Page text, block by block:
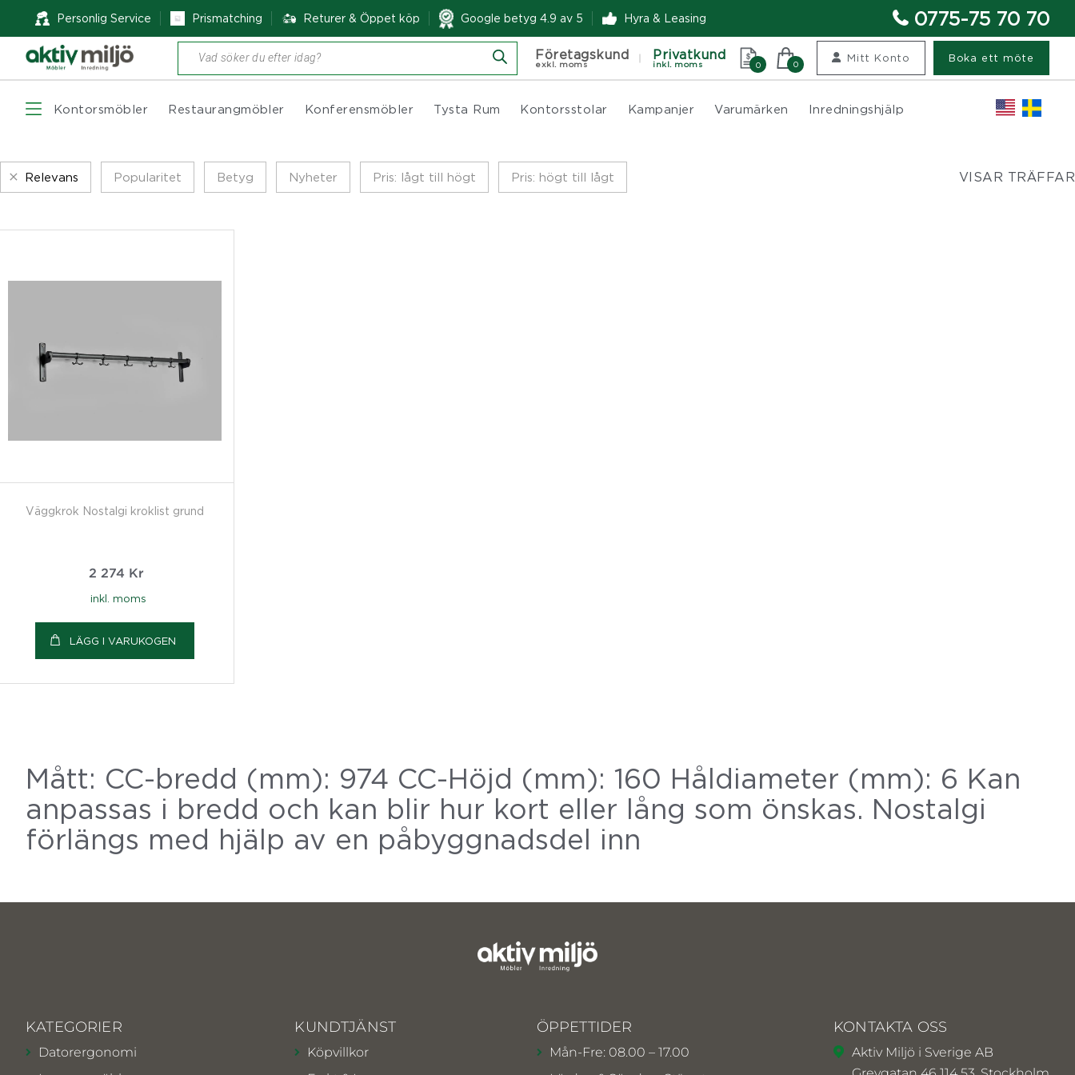
Personlig Service Prismatching Returer & Öppet köp Google betyg 4.9 av 5 Hyra & Leasing 0775-75 70 70
Produktsökning Företagskund
exkl. moms
Privatkund
inkl. moms 0 0
Mitt Konto Boka ett möte
Kontorsmöbler Restaurangmöbler Konferensmöbler Tysta Rum Kontorsstolar Kampanjer Varumärken Inredningshjälp
Relevans Popularitet Betyg Nyheter Pris: lågt till högt Pris: högt till lågt VISAR TRÄFFAR
Väggkrok Nostalgi kroklist grund
2 274 Kr
inkl. moms
LÄGG I VARUKOGEN
Mått: CC-bredd (mm): 974 CC-Höjd (mm): 160 Håldiameter (mm): 6 Kan
anpassas i bredd och kan blir hur kort eller lång som önskas. Nostalgi
förlängs med hjälp av en påbyggnadsdel inn
KATEGORIER
Datorergonomi
KUNDTJÄNST
Köpvillkor
ÖPPETTIDER
Mån-Fre: 08.00 – 17.00
KONTAKTA OSS
Aktiv Miljö i Sverige AB